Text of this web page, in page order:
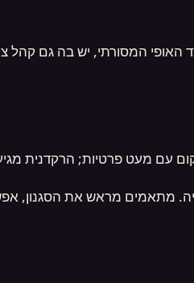
עם מעט פרטיות; הרקדנית
מתאמים מראש את הסגנון,